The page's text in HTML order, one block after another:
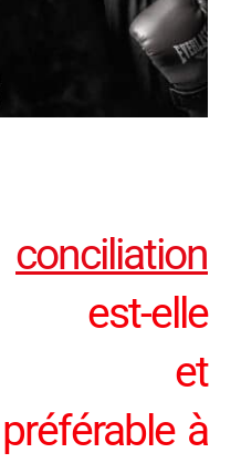
conciliation
est-elle
et
à